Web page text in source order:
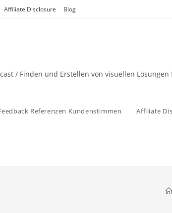
Affiliate Disclosure Blog
/ Finden und Erstellen von visuellen
Referenzen Kundenstimmen Affiliate